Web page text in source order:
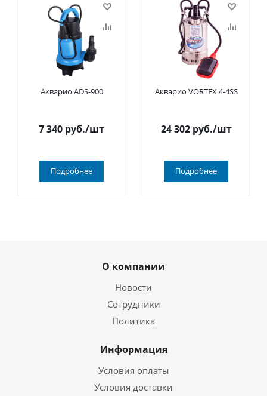
Акварио ADS-900
7 340 руб./шт
Подробнее
Акварио VORTEX 4-4SS
24 302руб./шт
Подробнее
О компании
Новости
Сотрудники
Политика
Информация
Условия оплаты
Условия доставки